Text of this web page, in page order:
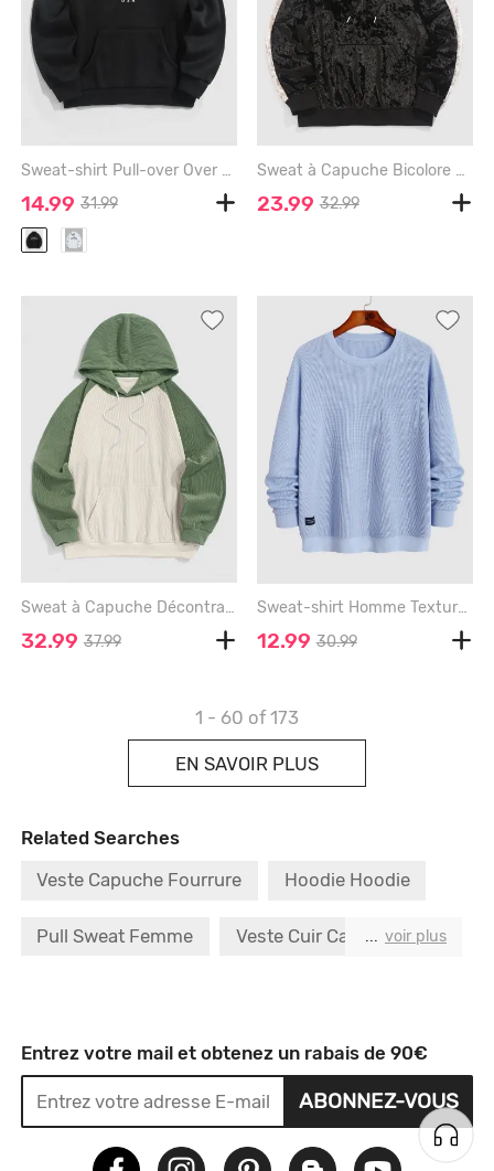
Sweat-shirt Pull-over Over Over Over Over Over Over Over Over Over Over Over Over Over Over Over Over Over Bracelet Bracelet Bracelet Bracelet Jonc avec Poche en Avant Doublure de Lettre Graphique Imprimé à Col Montant - BLACK - XXL
14.99 31.99
Sweat à Capuche Bicolore Lettre C Brodée en Laine avec Poche Kangourou pour Homme - BLACK - XL
23.99 32.99
Sweat à Capuche Décontracté en Blocs de Couleurs avec Poche en Avant à Manches Raglan en Velours Côtelé - DEEP GREEN - S
32.99 37.99
Sweat-shirt Homme Texturé Côtelé en Couleur Solide à Col Ras du Cou - LIGHT BLUE - XL
12.99 30.99
1 - 60 of 173
EN SAVOIR PLUS
Related Searches
Veste Capuche Fourrure
Hoodie Hoodie
Pull Sweat Femme Veste Cuir Capuche
Veste 1 2 Zip Veste Capuche Kaki
Sweat à Capuche Design
Pull Homme Ras Du Cou
... voir plus
Entrez votre mail et obtenez un rabais de 90€
ABONNEZ-VOUS